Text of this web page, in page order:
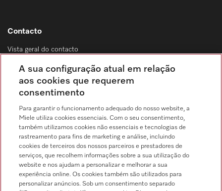
Contacto
Vista geral do contacto
Distribuição & Serviço de assistência técnica
Chamada para a rede fixa, de acordo com o seu tarifário, em Portugal e em
Pesquisa de distribuidores
A sua configuração atual em relação
aos cookies que requerem
consentimento
Para garantir o funcionamento adequado do nosso website, a
Miele utiliza cookies essenciais. Com o seu consentimento,
também utilizamos cookies não essenciais e tecnologias de
rastreamento para fins de marketing e análise, incluindo
cookies de terceiros dos nossos parceiros e prestadores de
serviços, que recolhem informações sobre a sua utilização do
website e nos ajudam a personalizar e melhorar a sua
experiência online. Os cookies também são utilizados para
personalizar anúncios. Sob um consentimento separado